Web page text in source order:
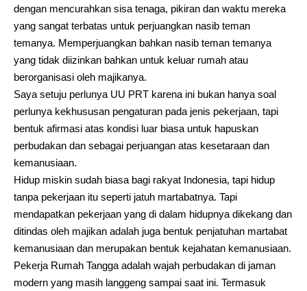
dengan mencurahkan sisa tenaga, pikiran dan waktu mereka
yang sangat terbatas untuk perjuangkan nasib teman
temanya. Memperjuangkan bahkan nasib teman temanya
yang tidak diizinkan bahkan untuk keluar rumah atau
berorganisasi oleh majikanya.
Saya setuju perlunya UU PRT karena ini bukan hanya soal
perlunya kekhususan pengaturan pada jenis pekerjaan, tapi
bentuk afirmasi atas kondisi luar biasa untuk hapuskan
perbudakan dan sebagai perjuangan atas kesetaraan dan
kemanusiaan.
Hidup miskin sudah biasa bagi rakyat Indonesia, tapi hidup
tanpa pekerjaan itu seperti jatuh martabatnya. Tapi
mendapatkan pekerjaan yang di dalam hidupnya dikekang dan
ditindas oleh majikan adalah juga bentuk penjatuhan martabat
kemanusiaan dan merupakan bentuk kejahatan kemanusiaan.
Pekerja Rumah Tangga adalah wajah perbudakan di jaman
modern yang masih langgeng sampai saat ini. Termasuk